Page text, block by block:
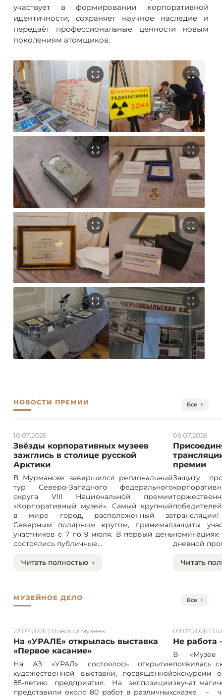
участвует в формировании корпоративной
идентичности, сохраняет научное наследие и
передаёт профессиональные ценности новым
поколениям атомщиков.
НОВОСТИ ПРЕМИИ Все
Звёзды корпоративных музеев
зажглись в столице русской
Арктики
10.07.2026
В Мурманске завершился региональный
тур Северо-Западного федерального
округа VIII Национальной премии
«Корпоративный музей». Самый крупный
в мире город, расположенный за
Северным полярным кругом, принимал
участников с 7 по 9 июля. В первый день
состоялись публичные...
Читать полностью ›
премии
06.07.2026
Защиту
защиты
дневной
Читать
МУЗЕЙНОЕ ДЕЛО Все
На «УРАЛЕ» открылась выставка
«Первое касание»
22.07.2026| Новости музеев
На АЗ «УРАЛ» состоялось открытие
художественной выставки, посвящённой
85-летию предприятия. На экспозиции
представили около 80 работ в различных
Не работа
09.07.2026 |
В «Музее
появилась
экскурсии
звучат
сказке –